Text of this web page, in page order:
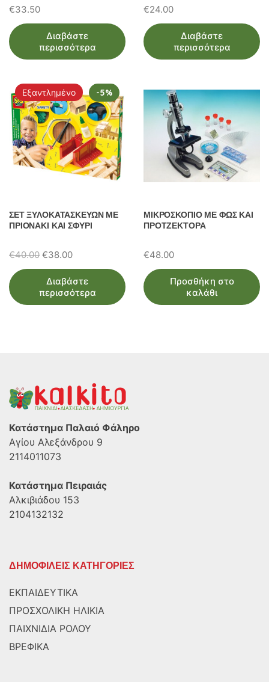
€33.50
Διαβάστε
περισσότερα
€24.00
Διαβάστε
περισσότερα
Εξαντλημένο -5%
ΣΕΤ ΞΥΛΟΚΑΤΑΣΚΕΥΩΝ ΜΕ
ΠΡΙΟΝΑΚΙ ΚΑΙ ΣΦΥΡΙ
€40.00 Original
price
was:
€40.00.
€38.00Η
τρέχουσα
τιμή
είναι:
Διαβάστε
περισσότερα
ΜΙΚΡΟΣΚΟΠΙΟ ΜΕ ΦΩΣ ΚΑΙ
ΠΡΟΤΖΕΚΤΟΡΑ
€48.00
Προσθήκη στο
καλάθι
Κατάστημα Παλαιό Φάληρο
Αγίου Αλεξάνδρου 9
2114011073
Κατάστημα Πειραιάς
Αλκιβιάδου 153
2104132132
ΔΗΜΟΦΙΛΕΙΣ ΚΑΤΗΓΟΡΙΕΣ
ΕΚΠΑΙΔΕΥΤΙΚΑ
ΠΡΟΣΧΟΛΙΚΗ ΗΛΙΚΙΑ
ΠΑΙΧΝΙΔΙΑ ΡΟΛΟΥ
ΒΡΕΦΙΚΑ